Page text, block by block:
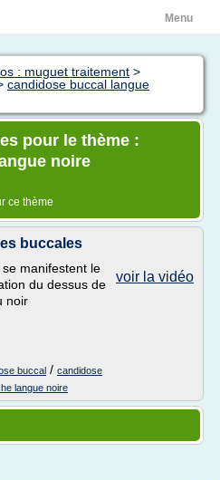
Menu
: muguet traitement >
candidose buccal langue
pour le thème :
noire
ce thème
buccales
voir la vidéo
manifestent le
du dessus de
noir
buccal / candidose
langue noire